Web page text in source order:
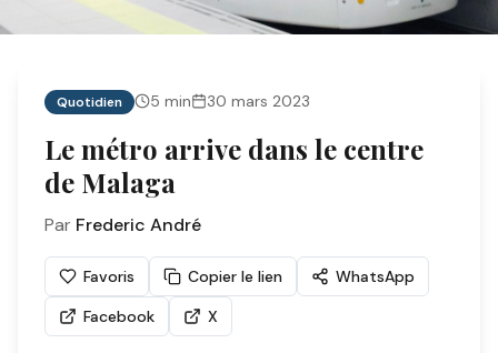
Quotidien 5 min 30 mars 2023
Le métro arrive dans le centre
de Malaga
Par Frederic André
Favoris Copier le lien
WhatsApp
Facebook
X